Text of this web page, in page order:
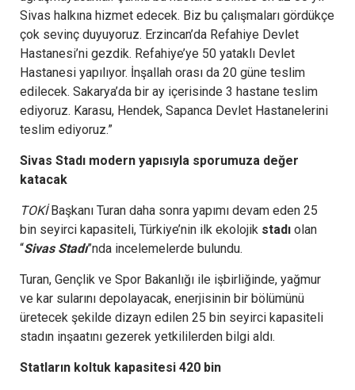
Sivas halkına hizmet edecek. Biz bu çalışmaları gördükçe
çok sevinç duyuyoruz. Erzincan’da Refahiye Devlet
Hastanesi’ni gezdik. Refahiye’ye 50 yataklı Devlet
Hastanesi yapılıyor. İnşallah orası da 20 güne teslim
edilecek. Sakarya’da bir ay içerisinde 3 hastane teslim
ediyoruz. Karasu, Hendek, Sapanca Devlet Hastanelerini
teslim ediyoruz.”
Sivas Stadı modern yapısıyla sporumuza değer
katacak
TOKİBaşkanı Turan daha sonra yapımı devam eden 25
bin seyirci kapasiteli, Türkiye’nin ilk ekolojik stadı olan
“Sivas Stadı”nda incelemelerde bulundu.
Turan, Gençlik ve Spor Bakanlığı ile işbirliğinde, yağmur
ve kar sularını depolayacak, enerjisinin bir bölümünü
üretecek şekilde dizayn edilen 25 bin seyirci kapasiteli
stadın inşaatını gezerek yetkililerden bilgi aldı.
Statların koltuk kapasitesi 420 bin